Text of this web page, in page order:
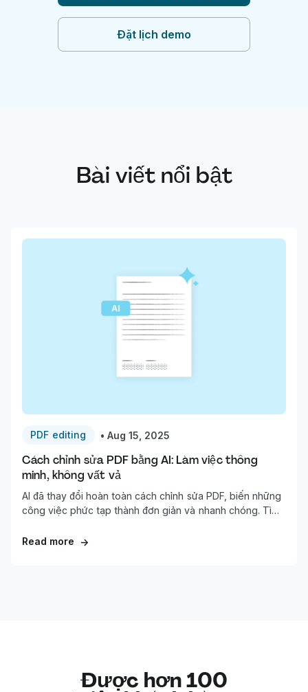
Đặt lịch demo
Bài viết nổi bật
PDF editing • Aug 15, 2025
Cách chỉnh sửa PDF bằng AI: Làm việc thông
minh, không vất vả
AI đã thay đổi hoàn toàn cách chỉnh sửa PDF, biến những
công việc phức tạp thành đơn giản và nhanh chóng. Tìm
tắt, làm mờ và tổ chức tài liệu của bạn chỉ trong tích tắc.
Read more →
Được hơn 100